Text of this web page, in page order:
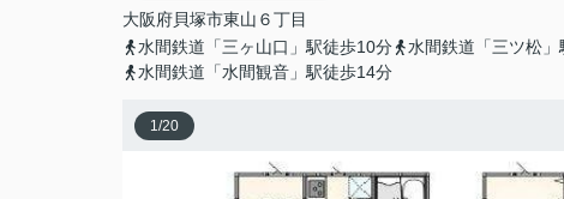
大阪府貝塚市東山 ６丁目
水間鉄道「三ヶ山口」駅徒歩10分
水間鉄道「三ツ松
水間鉄道「水間観音」駅徒歩14分
1/20